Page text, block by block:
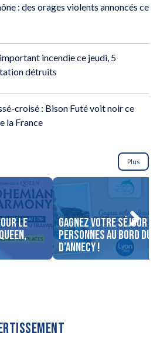
: des orages violents annoncés ce
incendie ce jeudi, 5
détruits
croisé : Bison Futé voit noir ce
la France
Plus
le
Gagnez votre séjour
personnes au bord du
d’Annecy !